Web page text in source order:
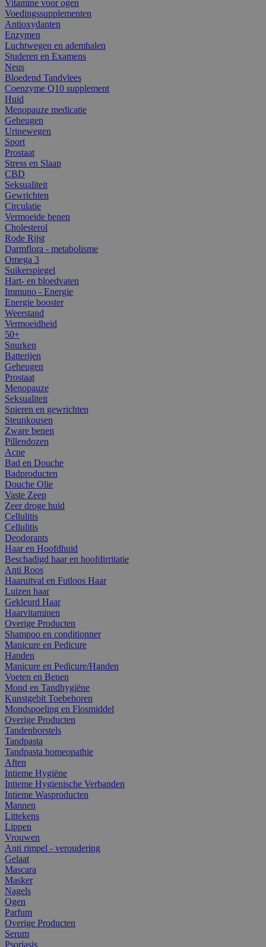
Vitamine voor ogen
Voedingssupplementen
Antioxydanten
Enzymen
Luchtwegen en ademhalen
Studeren en Examens
Neus
Bloedend Tandvlees
Coenzyme Q10 supplement
Huid
Menopauze medicatie
Geheugen
Urinewegen
Sport
Prostaat
Stress en Slaap
CBD
Seksualiteit
Gewrichten
Circulatie
Vermoeide benen
Cholesterol
Rode Rijst
Darmflora - metabolisme
Omega 3
Suikerspiegel
Hart- en bloedvaten
Immuno - Energie
Energie booster
Weerstand
Vermoeidheid
50+
Snurken
Batterijen
Geheugen
Prostaat
Menopauze
Seksualiteit
Spieren en gewrichten
Steunkousen
Zware benen
Pillendozen
Acne
Bad en Douche
Badproducten
Douche Olie
Vaste Zeep
Zeer droge huid
Cellulitis
Cellulitis
Deodorants
Haar en Hoofdhuid
Beschadigd haar en hoofdirritatie
Anti Roos
Haaruitval en Futloos Haar
Luizen haar
Gekleurd Haar
Haarvitaminen
Overige Producten
Shampoo en conditionner
Manicure en Pedicure
Handen
Manicure en Pedicure/Handen
Voeten en Benen
Mond en Tandhygiëne
Kunstgebit Toebehoren
Mondspoeling en Flosmiddel
Overige Producten
Tandenborstels
Tandpasta
Tandpasta homeopathie
Aften
Intieme Hygiëne
Intieme Hygienische Verbanden
Intieme Wasproducten
Mannen
Littekens
Lippen
Vrouwen
Anti rimpel - veroudering
Gelaat
Mascara
Masker
Nagels
Ogen
Parfum
Overige Producten
Serum
Psoriasis